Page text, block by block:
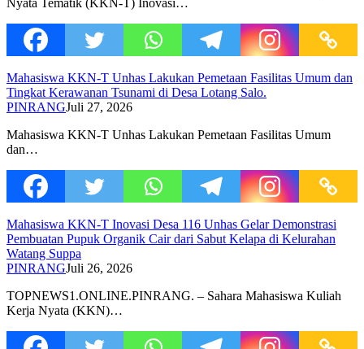
Mahasiswa KKN-T Unhas Lakukan Pemetaan Fasilitas Umum dan
Tingkat Kerawanan Tsunami di Desa Lotang Salo.
PINRANGJuli 27, 2026
Mahasiswa KKN-T Unhas Lakukan Pemetaan Fasilitas Umum
dan…
Mahasiswa KKN-T Inovasi Desa 116 Unhas Gelar Demonstrasi
Pembuatan Pupuk Organik Cair dari Sabut Kelapa di Kelurahan
Watang Suppa
PINRANGJuli 26, 2026
TOPNEWS1.ONLINE.PINRANG. – Sahara Mahasiswa Kuliah
Kerja Nyata (KKN)…